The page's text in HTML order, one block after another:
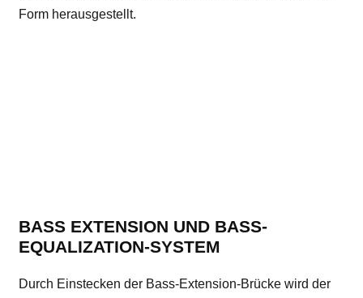
Form herausgestellt.
BASS EXTENSION UND BASS-
EQUALIZATION-SYSTEM
Durch Einstecken der Bass-Extension-Brücke wird der